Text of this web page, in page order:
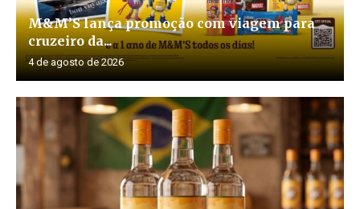
M&M’S lança promoção com viagem para
cruzeiro da...
4 de agosto de 2026